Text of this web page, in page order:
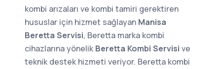
kombi arızaları ve kombi tamiri gerektiren
hususlar için hizmet sağlayan Manisa
Beretta Servisi, Beretta marka kombi
cihazlarına yönelik Beretta Kombi Servisi ve
teknik destek hizmeti veriyor. Beretta kombi